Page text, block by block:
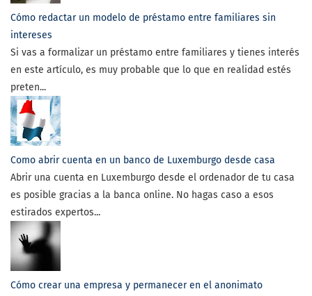
Cómo redactar un modelo de préstamo entre familiares sin
intereses
Si vas a formalizar un préstamo entre familiares y tienes interés
en este artículo, es muy probable que lo que en realidad estés
preten...
Como abrir cuenta en un banco de Luxemburgo desde casa
Abrir una cuenta en Luxemburgo desde el ordenador de tu casa
es posible gracias a la banca online. No hagas caso a esos
estirados expertos...
Cómo crear una empresa y permanecer en el anonimato